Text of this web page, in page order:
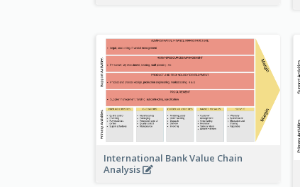
International Bank Value Chain
Analysis